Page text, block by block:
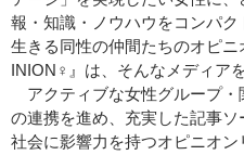
報・知識・ノウハウをコンパ
生きる同性の仲間たちのオピ
INION♀』は、そんなメディア
アクティブな女性グループ・
の連携を進め、充実した記事ソ
社会に影響力を持つオピニオ